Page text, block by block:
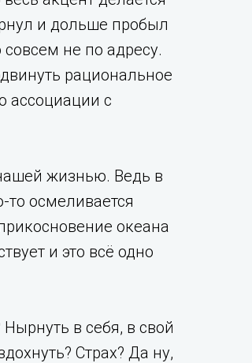
и дольше пробыл
совсем не по адресу.
рациональное
ассоциации с
жизнью. Ведь в
осмеливается
океана
и это всё одно
в себя, в свой
Страх? Да ну,